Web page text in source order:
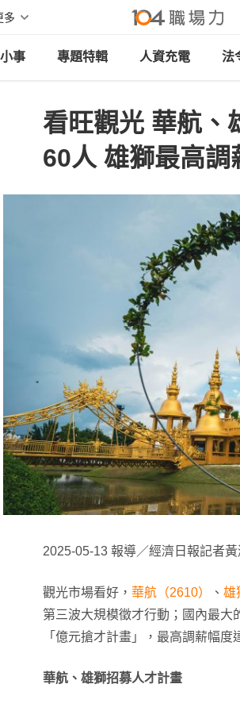
多
事 專題特輯 人資充電 法
看旺觀光 華航、
60人 雄獅最高調
2025-05-13 報導／經濟日報記者
觀光市場看好， 華航（2610） 、 雄
第三波大規模徵才行動；國內最大
「億元搶才計畫」，最高調薪幅
華航、雄獅招募人才計畫